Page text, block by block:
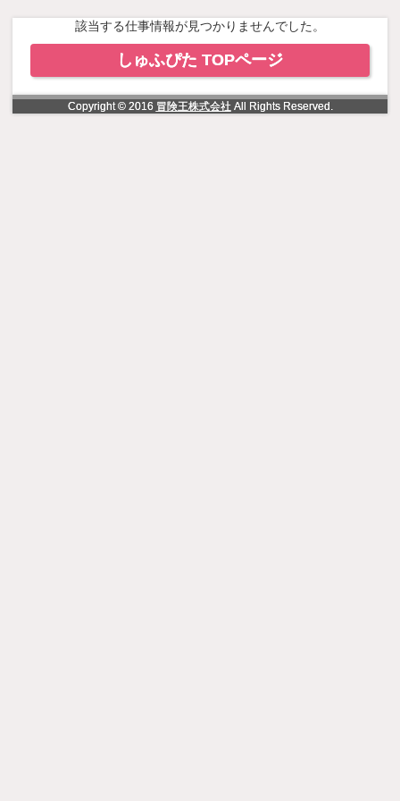
該当する仕事情報が見つかりませんでした。
しゅふぴた TOPページ
Copyright © 2016 冒険王株式会社All Rights Reserved.